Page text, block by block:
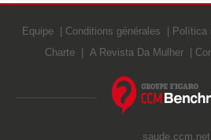
Equipe Conditions générales Política
Charte
A Revista Da Mulher
saude.ccm.net